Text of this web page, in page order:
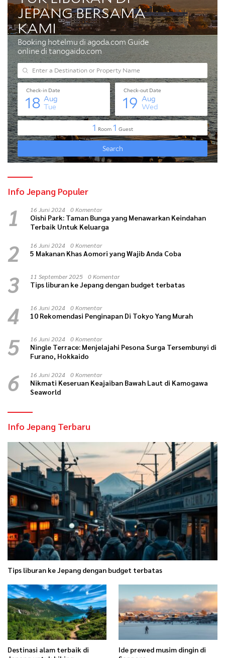
Info Jepang Populer
1 16 Juni 2024 0 Komentar
Oishi Park: Taman Bunga yang Menawarkan Keindahan
Terbaik Untuk Keluarga
2 16 Juni 2024 0 Komentar
5 Makanan Khas Aomori yang Wajib Anda Coba
3 11 September 2025 0 Komentar
Tips liburan ke Jepang dengan budget terbatas
4 16 Juni 2024 0 Komentar
10 Rekomendasi Penginapan Di Tokyo Yang Murah
5 16 Juni 2024 0 Komentar
Ningle Terrace: Menjelajahi Pesona Surga Tersembunyi di
Furano, Hokkaido
6 16 Juni 2024 0 Komentar
Nikmati Keseruan Keajaiban Bawah Laut di Kamogawa
Seaworld
Info Jepang Terbaru
Tips liburan ke Jepang dengan budget terbatas
Destinasi alam terbaik di
Ide prewed musim dingin di